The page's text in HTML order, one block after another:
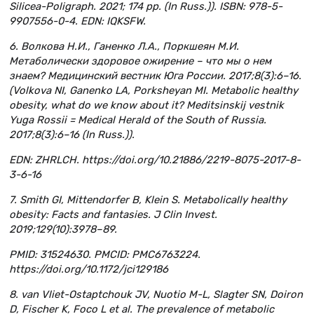
Silicea-Poligraph. 2021; 174 pp. (In Russ.)). ISBN: 978-5-
9907556-0-4. EDN: IQKSFW.
6. Волкова Н.И., Ганенко Л.А., Поркшеян М.И.
Метаболически здоровое ожирение – что мы о нем
знаем? Медицинский вестник Юга России. 2017;8(3):6–16.
(Volkova NI, Ganenko LA, Porksheyan MI. Metabolic healthy
obesity, what do we know about it? Meditsinskij vestnik
Yuga Rossii = Medical Herald of the South of Russia.
2017;8(3):6–16 (In Russ.)).
EDN: ZHRLCH. https://doi.org/10.21886/2219-8075-2017-8-
3-6-16
7. Smith GI, Mittendorfer B, Klein S. Metabolically healthy
obesity: Facts and fantasies. J Clin Invest.
2019;129(10):3978–89.
PMID: 31524630. PMCID: PMC6763224.
https://doi.org/10.1172/jci129186
8. van Vliet-Ostaptchouk JV, Nuotio M-L, Slagter SN, Doiron
D, Fischer K, Foco L et al. The prevalence of metabolic